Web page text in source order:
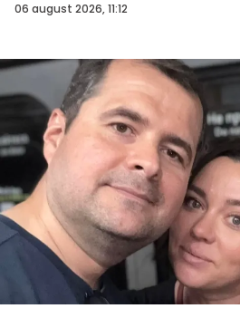
06 august 2026, 11:12